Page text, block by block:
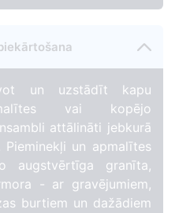
un uzstādīt kapu
vai kopējo
attālināti jebkurā
un apmalītes
augstvērtīga granīta,
- ar gravējumiem,
burtiem un dažādiem